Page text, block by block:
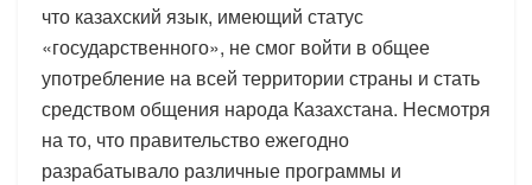
что казахский язык, имеющий статус
«государственного», не смог войти в общее
употребление на всей территории страны и стать
средством общения народа Казахстана. Несмотря
на то, что правительство ежегодно
разрабатывало различные программы и